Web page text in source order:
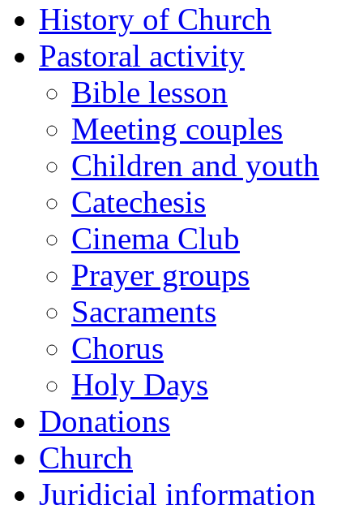
History of Church
Pastoral activity
Bible lesson
Meeting couples
Children and youth
Catechesis
Cinema Club
Prayer groups
Sacraments
Chorus
Holy Days
Donations
Church
Juridicial information